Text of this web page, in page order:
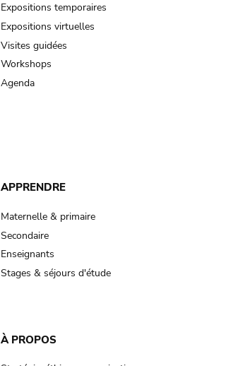
Expositions temporaires
Expositions virtuelles
Visites guidées
Workshops
Agenda
APPRENDRE
Maternelle & primaire
Secondaire
Enseignants
Stages & séjours d'étude
À PROPOS